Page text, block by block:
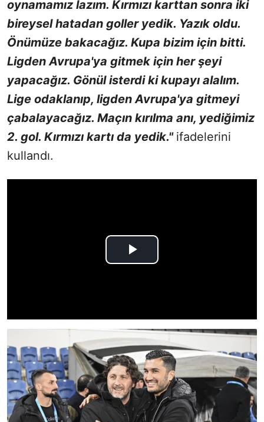
oynamamız lazım. Kırmızı karttan sonra iki
bireysel hatadan goller yedik. Yazık oldu.
Önümüze bakacağız. Kupa bizim için bitti.
Ligden Avrupa'ya gitmek için her şeyi
yapacağız. Gönül isterdi ki kupayı alalım.
Lige odaklanıp, ligden Avrupa'ya gitmeyi
çabalayacağız. Maçın kırılma anı, yediğimiz
2. gol. Kırmızı kartı da yedik." ifadelerini
kullandı.